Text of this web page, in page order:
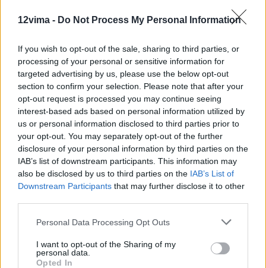
12vima - Do Not Process My Personal Information
If you wish to opt-out of the sale, sharing to third parties, or
processing of your personal or sensitive information for
targeted advertising by us, please use the below opt-out
section to confirm your selection. Please note that after your
opt-out request is processed you may continue seeing
interest-based ads based on personal information utilized by
us or personal information disclosed to third parties prior to
your opt-out. You may separately opt-out of the further
disclosure of your personal information by third parties on the
IAB’s list of downstream participants. This information may
also be disclosed by us to third parties on the IAB’s List of
Downstream Participants that may further disclose it to other
Personal Data Processing Opt Outs
I want to opt-out of the Sharing of my
personal data.
Opted In